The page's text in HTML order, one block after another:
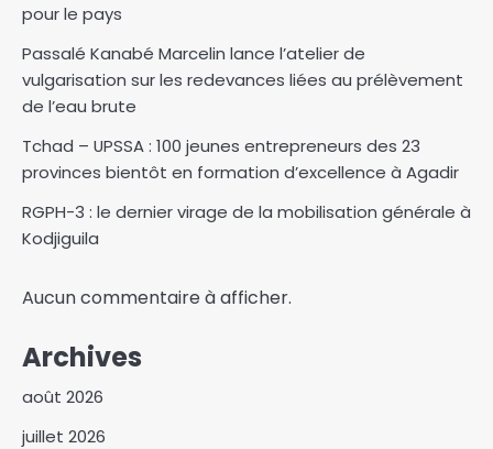
pour le pays
Passalé Kanabé Marcelin lance l’atelier de
vulgarisation sur les redevances liées au prélèvement
de l’eau brute
Tchad – UPSSA : 100 jeunes entrepreneurs des 23
provinces bientôt en formation d’excellence à Agadir
RGPH-3 : le dernier virage de la mobilisation générale à
Kodjiguila
Aucun commentaire à afficher.
Archives
août 2026
juillet 2026